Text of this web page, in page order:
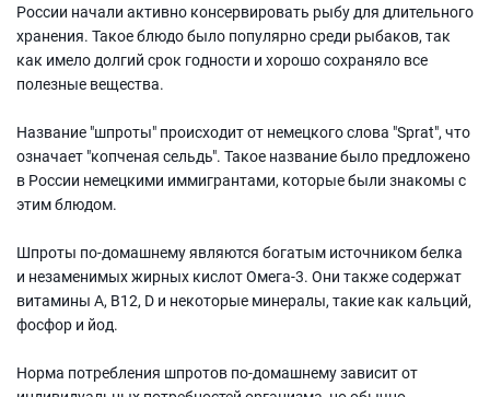
России начали активно консервировать рыбу для длительного
хранения. Такое блюдо было популярно среди рыбаков, так
как имело долгий срок годности и хорошо сохраняло все
полезные вещества.
Название "шпроты" происходит от немецкого слова "Sprat", что
означает "копченая сельдь". Такое название было предложено
в России немецкими иммигрантами, которые были знакомы с
этим блюдом.
Шпроты по-домашнему являются богатым источником белка
и незаменимых жирных кислот Омега-3. Они также содержат
витамины A, B12, D и некоторые минералы, такие как кальций,
фосфор и йод.
Норма потребления шпротов по-домашнему зависит от